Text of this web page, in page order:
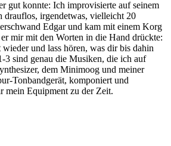
gut konnte: Ich improvisierte auf seinem
drauflos, irgendetwas, vielleicht 20
Edgar und kam mit einem Korg
mir mit den Worten in die Hand drückte:
und lass hören, was dir bis dahin
3 sind genau die Musiken, die ich auf
dem Minimoog und meiner
Tonbandgerät, komponiert und
mein Equipment zu der Zeit.